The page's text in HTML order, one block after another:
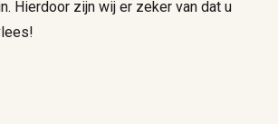
Hierdoor zijn wij er zeker van dat u